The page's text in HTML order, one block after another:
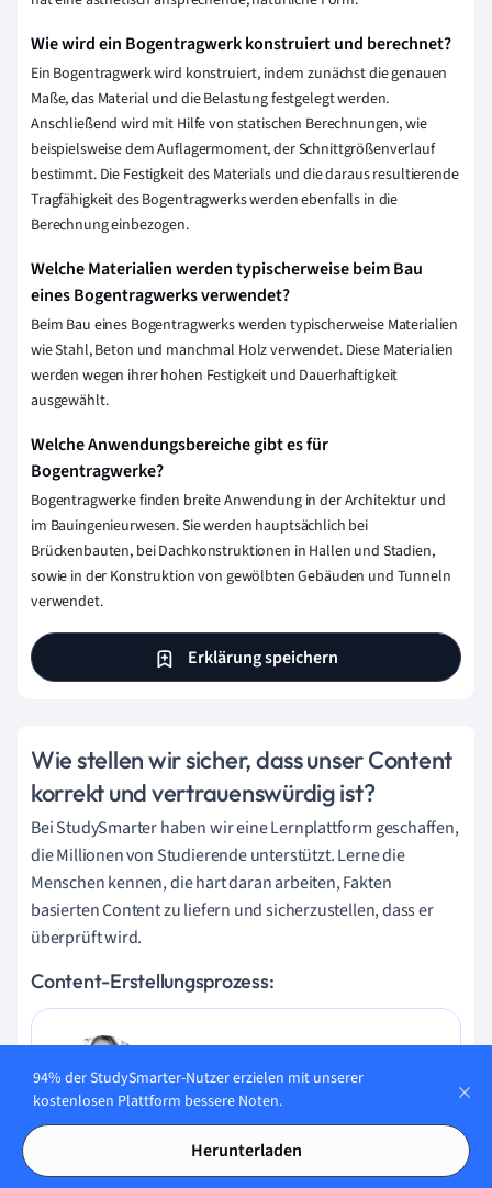
Wie wird ein Bogentragwerk konstruiert und berechnet?
Ein Bogentragwerk wird konstruiert, indem zunächst die genauen
Maße, das Material und die Belastung festgelegt werden.
Anschließend wird mit Hilfe von statischen Berechnungen, wie
beispielsweise dem Auflagermoment, der Schnittgrößenverlauf
bestimmt. Die Festigkeit des Materials und die daraus resultierende
Tragfähigkeit des Bogentragwerks werden ebenfalls in die
Berechnung einbezogen.
Welche Materialien werden typischerweise beim Bau
eines Bogentragwerks verwendet?
Beim Bau eines Bogentragwerks werden typischerweise Materialien
wie Stahl, Beton und manchmal Holz verwendet. Diese Materialien
werden wegen ihrer hohen Festigkeit und Dauerhaftigkeit
ausgewählt.
Welche Anwendungsbereiche gibt es für
Bogentragwerke?
Bogentragwerke finden breite Anwendung in der Architektur und
im Bauingenieurwesen. Sie werden hauptsächlich bei
Brückenbauten, bei Dachkonstruktionen in Hallen und Stadien,
sowie in der Konstruktion von gewölbten Gebäuden und Tunneln
verwendet.
Erklärung speichern
Wie stellen wir sicher, dass unser Content
korrekt und vertrauenswürdig ist?
Bei StudySmarter haben wir eine Lernplattform geschaffen,
die Millionen von Studierende unterstützt. Lerne die
Menschen kennen, die hart daran arbeiten, Fakten
basierten Content zu liefern und sicherzustellen, dass er
überprüft wird.
Content-Erstellungsprozess:
Digital Content Specialist
Lily Hulatt ist Digital Content Specialist mit über drei
Jahren Erfahrung in Content-Strategie und Curriculum-
94% der StudySmarter-Nutzer erzielen mit unserer
kostenlosen Plattform bessere Noten.
Herunterladen